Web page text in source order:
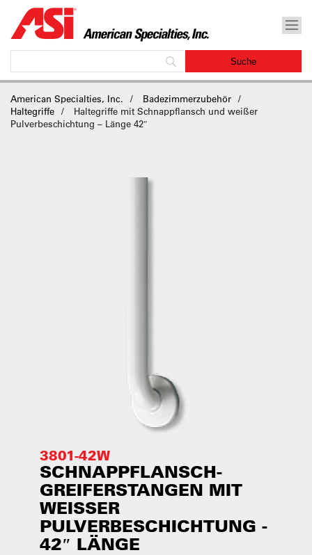
American Specialties, Inc.
Badezimmerzubehör
Haltegriffe
Haltegriffe mit Schnappflansch und weißer
Pulverbeschichtung – Länge 42″
3801-42W
SCHNAPPFLANSCH-
GREIFERSTANGEN MIT
WEISSER P
ULVERBESCHICHTUNG - 4
2″ LÄNGE